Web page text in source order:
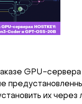
GPU-
их через